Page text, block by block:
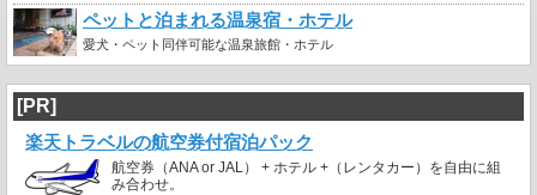
ペットと泊まれる温泉宿・ホテル
愛犬・ペット同伴可能な温泉旅館・ホテル
[PR]
楽天トラベルの航空券付宿泊パック
航空券（ANA or JAL） + ホテル +（レンタカー）を自由に組
み合わせ。